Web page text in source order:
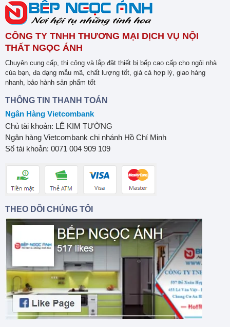
CÔNG TY TNHH THƯƠNG MẠI DỊCH VỤ NỘI
THẤT NGỌC ÁNH
Chuyên cung cấp, thi công và lắp đặt thiết bị bếp cao cấp cho ngôi nhà
của bạn, đa dạng mẫu mã, chất lượng tốt, giá cả hợp lý, giao hàng
nhanh, bảo hành sản phẩm tốt
THÔNG TIN THANH TOÁN
Ngân Hàng Vietcombank
Chủ tài khoản: LÊ KIM TƯỜNG
Ngân hàng Vietcombank chi nhánh Hồ Chí Minh
Số tài khoản: 0071 004 909 109
THEO DÕI CHÚNG TÔI